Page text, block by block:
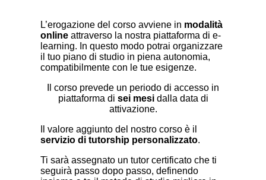
L’erogazione del corso avviene in modalità
online attraverso la nostra piattaforma di e-
learning. In questo modo potrai organizzare
il tuo piano di studio in piena autonomia,
compatibilmente con le tue esigenze.
Il corso prevede un periodo di accesso in
piattaforma di sei mesidalla data di
attivazione.
Il valore aggiunto del nostro corso è il
servizio di tutorship personalizzato.
Ti sarà assegnato un tutor certificato che ti
seguirà passo dopo passo, definendo